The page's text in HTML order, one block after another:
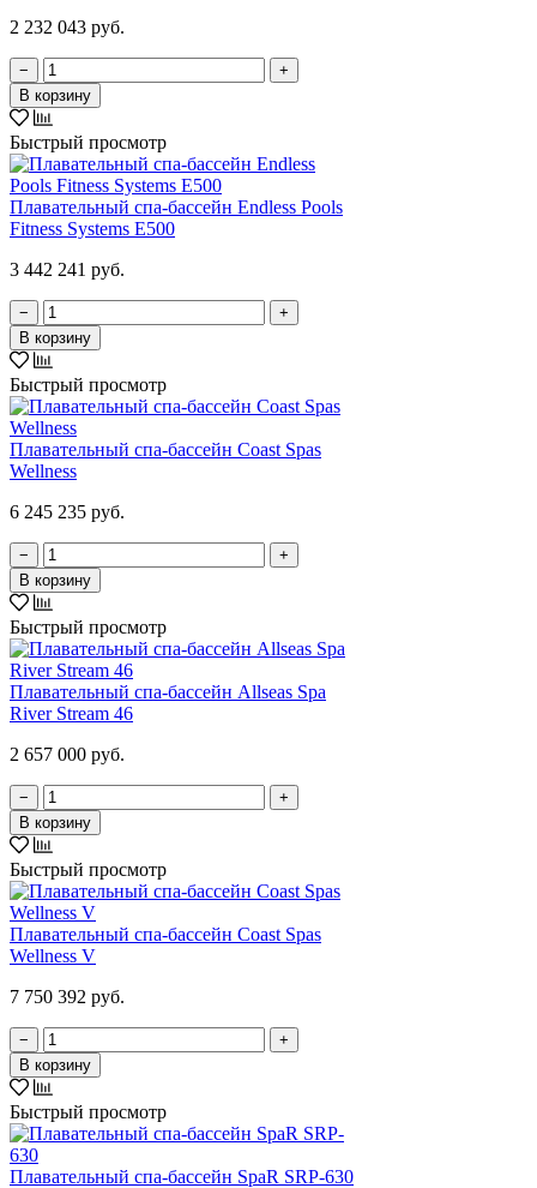
2 232 043 руб.
−
+
В корзину
Быстрый просмотр
Плавательный спа-бассейн Endless Pools
Fitness Systems E500
3 442 241 руб.
−
+
В корзину
Быстрый просмотр
Плавательный спа-бассейн Coast Spas
Wellness
6 245 235 руб.
−
+
В корзину
Быстрый просмотр
Плавательный спа-бассейн Allseas Spa
River Stream 46
2 657 000 руб.
−
+
В корзину
Быстрый просмотр
Плавательный спа-бассейн Coast Spas
Wellness V
7 750 392 руб.
−
+
В корзину
Быстрый просмотр
Плавательный спа-бассейн SpaR SRP-630